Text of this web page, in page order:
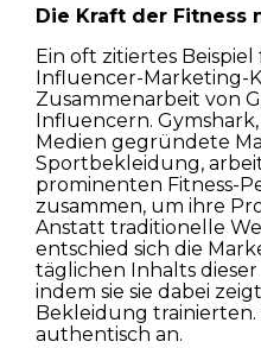
Die Kraft der Fitness
Ein oft zitiertes
Influencer-Marketing-
Zusammenarbeit von
Influencern.
Medien gegründete
Sportbekleidung,
prominenten Fitness-
zusammen, um ihre
Anstatt traditionelle
entschied sich die
täglichen Inhalts
indem sie sie dabei
Bekleidung trainierten.
authentisch an.